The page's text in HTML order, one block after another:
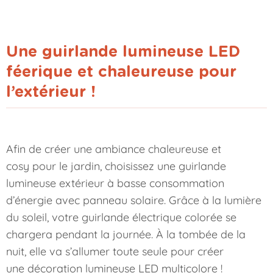
Une guirlande lumineuse LED
féerique et chaleureuse pour
l’extérieur !
Afin de créer une ambiance chaleureuse et
cosy pour le jardin, choisissez une guirlande
lumineuse extérieur à basse consommation
d’énergie avec panneau solaire. Grâce à la lumière
du soleil, votre guirlande électrique colorée se
chargera pendant la journée. À la tombée de la
nuit, elle va s’allumer toute seule pour créer
une décoration lumineuse LED multicolore !